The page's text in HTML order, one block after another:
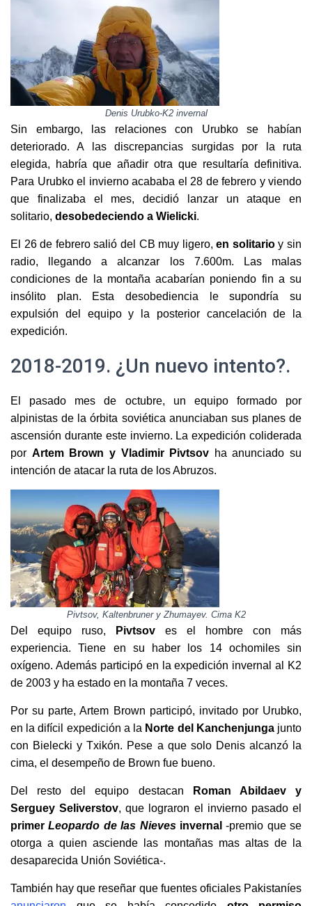
Denis Urubko-K2 invernal
Sin embargo, las relaciones con Urubko se habían
deteriorado. A las discrepancias surgidas por la ruta
elegida, habría que añadir otra que resultaría definitiva.
Para Urubko el invierno acababa el 28 de febrero y viendo
que finalizaba el mes, decidió lanzar un ataque en
solitario, desobedeciendo a Wielicki.
El 26 de febrero salió del CB muy ligero,en solitarioy sin
radio, llegando a alcanzar los 7.600m. Las malas
condiciones de la montaña acabarían poniendo fin a su
insólito plan. Esta desobediencia le supondría su
expulsión del equipo y la posterior cancelación de la
expedición.
2018-2019. ¿Un nuevo intento?.
El pasado mes de octubre, un equipo formado por
alpinistas de la órbita soviética anunciaban sus planes de
ascensión durante este invierno. La expedición coliderada
por Artem Brown y Vladimir Pivtsov ha anunciado su
intención de atacar la ruta de los Abruzos.
Pivtsov, Kaltenbruner y Zhumayev. Cima K2
Del equipo ruso, Pivtsov es el hombre con más
experiencia. Tiene en su haber los 14 ochomiles sin
oxígeno. Además participó en la expedición invernal al K2
de 2003 y ha estado en la montaña 7 veces.
Por su parte, Artem Brown participó, invitado por Urubko,
en la difícil expedición a la Norte del Kanchenjungajunto
con Bielecki y Txikón. Pese a que solo Denis alcanzó la
cima, el desempeño de Brown fue bueno.
Del resto del equipo destacan
Roman Abildaev y
Serguey Seliverstov, que lograron el invierno pasado el
primerLeopardo de las Nievesinvernal -premio que se
otorga a quien asciende las montañas mas altas de la
desaparecida Unión Soviética-.
También hay que reseñar que fuentes oficiales Pakistaníes